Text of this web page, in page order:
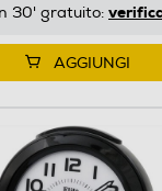
30' gratuito:
AGGIUNGI